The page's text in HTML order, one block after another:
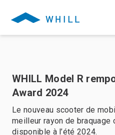
WHILL Model R
Award 2024
Le nouveau scooter de
meilleur rayon de braquage
disponible à l’été 2024.